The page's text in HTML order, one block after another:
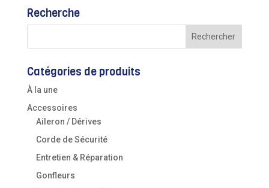
Recherche
Catégories de produits
À la une
Accessoires
Aileron / Dérives
Corde de Sécurité
Entretien & Réparation
Gonfleurs